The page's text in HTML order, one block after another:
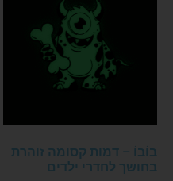
בּוֹבּוֹ – דמות קסומה זוהרת
בחושך לחדרי ילדים